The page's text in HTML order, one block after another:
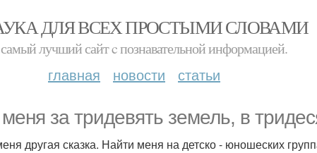
ДЛЯ ВСЕХ ПРОСТЫМИ СЛОВАМИ
самый лучший сайт c познавательной информацией.
главная новости статьи
за тридевять земель, в
другая сказка. Найти меня на детско - юношеских